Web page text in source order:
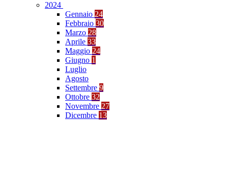
2024
Gennaio 24
Febbraio 30
Marzo 28
Aprile 33
Maggio 24
Giugno 1
Luglio
Agosto
Settembre 9
Ottobre 32
Novembre 27
Dicembre 13